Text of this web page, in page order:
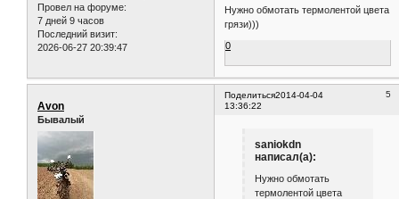
Провел на форуме:
7 дней 9 часов
Последний визит:
2026-06-27 20:39:47
Нужно обмотать термолентой цвета
грязи)))
0
Поделиться 5
2014-04-04
13:36:22
Avon
Бывалый
saniokdn
написал(а):
Нужно обмотать
термолентой цвета